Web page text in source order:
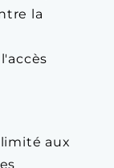
la
aux